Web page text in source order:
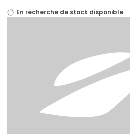
En recherche de stock disponible